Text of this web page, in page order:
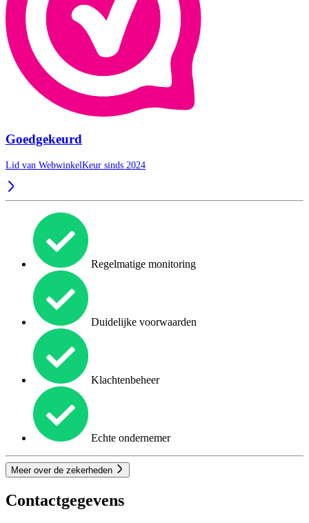
Goedgekeurd
Lid van WebwinkelKeur sinds 2024
Regelmatige monitoring
Duidelijke voorwaarden
Klachtenbeheer
Echte ondernemer
Meer over de zekerheden
Contactgegevens